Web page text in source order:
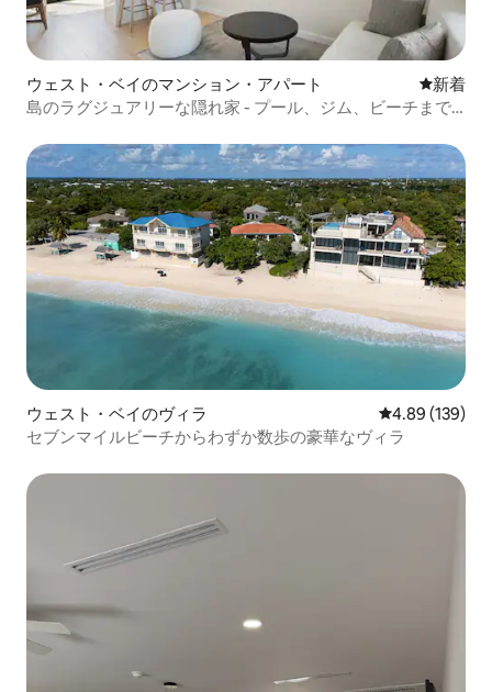
ウェスト・ベイのマンション・アパート 新しい宿
新着
島のラグジュアリーな隠れ家 - プール、ジム、ビーチまで
ウェスト・ベイのヴィラ レビュー139
4.89 (139)
セブンマイルビーチからわずか数歩の豪華なヴィラ